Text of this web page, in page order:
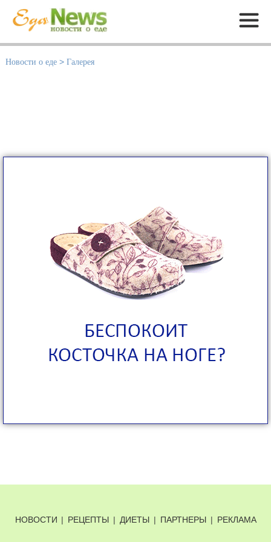
Меню
Новости о еде > Галерея
НОВОСТИ | РЕЦЕПТЫ | ДИЕТЫ | ПАРТНЕРЫ | РЕКЛАМА